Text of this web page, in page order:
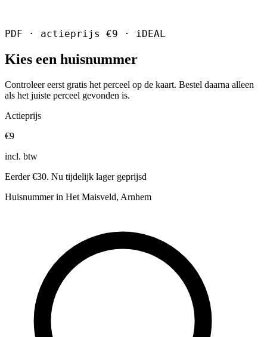
PDF · actieprijs €9 · iDEAL
Kies een huisnummer
Controleer eerst gratis het perceel op de kaart. Bestel daarna alleen
als het juiste perceel gevonden is.
Actieprijs
€9
incl. btw
Eerder €30. Nu tijdelijk lager geprijsd
Huisnummer in Het Maisveld, Arnhem